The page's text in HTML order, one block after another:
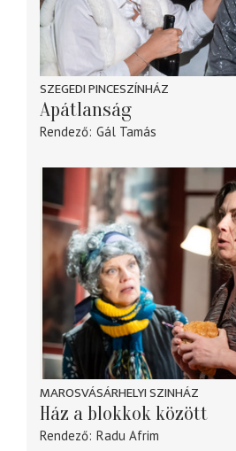
SZEGEDI PINCESZÍNHÁZ
Apátlanság
Rendező Gál Tamás
MAROSVÁSÁRHELYI SZINHÁZ
Ház a blokkok között
Rendező Radu Afrim